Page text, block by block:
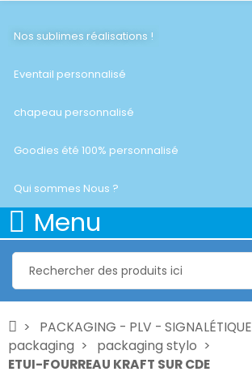
Nos sublimes réalisations !
Eventail personnalisé
chapeau personnalisé
Goodies été 100% personnalisé
Qui sommes Nous ?
Menu
PACKAGING - PLV - SIGNALÉTIQUE
packaging
packaging stylo
ETUI-FOURREAU KRAFT SUR CDE